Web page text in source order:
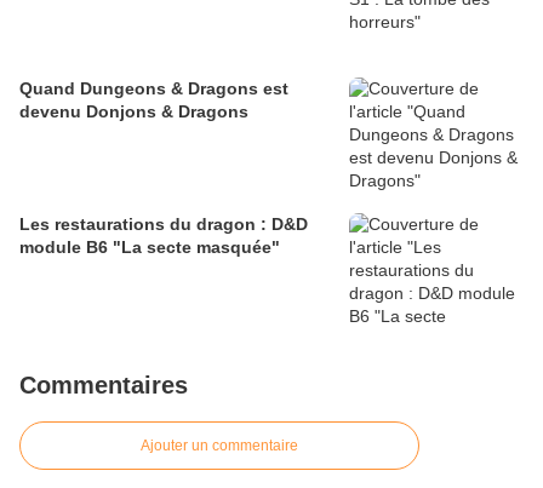
Quand Dungeons & Dragons est
devenu Donjons & Dragons
Les restaurations du dragon : D&D
module B6 "La secte masquée"
Commentaires
Ajouter un commentaire